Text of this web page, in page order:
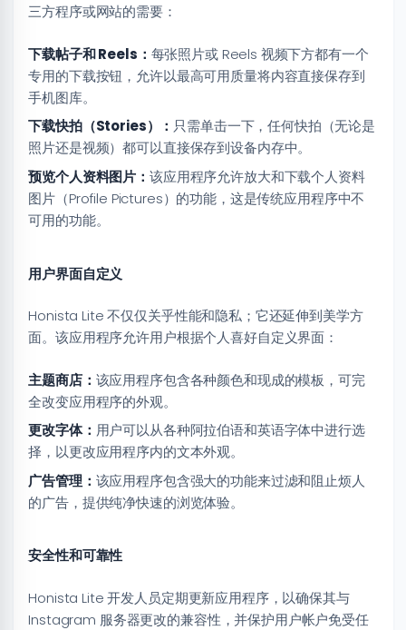
三方程序或网站的需要：
下载帖子和 Reels： 每张照片或 Reels 视频下方都有一个
专用的下载按钮，允许以最高可用质量将内容直接保存到
手机图库。
下载快拍（Stories）：只需单击一下，任何快拍（无论是
照片还是视频）都可以直接保存到设备内存中。
预览个人资料图片：该应用程序允许放大和下载个人资料
图片（Profile Pictures）的功能，这是传统应用程序中不
可用的功能。
用户界面自定义
Honista Lite 不仅仅关乎性能和隐私；它还延伸到美学方
面。该应用程序允许用户根据个人喜好自定义界面：
主题商店： 该应用程序包含各种颜色和现成的模板，可完
全改变应用程序的外观。
更改字体： 用户可以从各种阿拉伯语和英语字体中进行选
择，以更改应用程序内的文本外观。
广告管理： 该应用程序包含强大的功能来过滤和阻止烦人
的广告，提供纯净快速的浏览体验。
安全性和可靠性
Honista Lite 开发人员定期更新应用程序，以确保其与
Instagram 服务器更改的兼容性，并保护用户帐户免受任